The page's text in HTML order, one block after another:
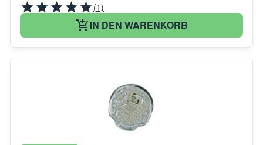
(1)
IN DEN WARENKORB